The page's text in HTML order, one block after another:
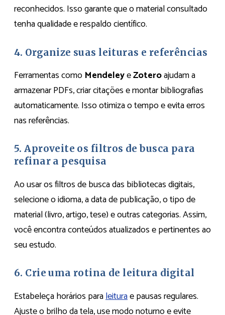
reconhecidos. Isso garante que o material consultado
tenha qualidade e respaldo científico.
4. Organize suas leituras e referências
Ferramentas como MendeleyeZoteroajudam a
armazenar PDFs, criar citações e montar bibliografias
automaticamente. Isso otimiza o tempo e evita erros
nas referências.
5. Aproveite os filtros de busca para
refinar a pesquisa
Ao usar os filtros de busca das bibliotecas digitais,
selecione o idioma, a data de publicação, o tipo de
material (livro, artigo, tese) e outras categorias. Assim,
você encontra conteúdos atualizados e pertinentes ao
seu estudo.
6. Crie uma rotina de leitura digital
Estabeleça horários paraleiturae pausas regulares.
Ajuste o brilho da tela, use modo noturno e evite